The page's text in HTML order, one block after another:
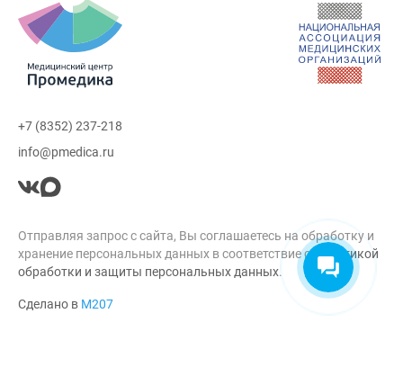
+7 (8352) 237-218
info@pmedica.ru
Отправляя запрос с сайта, Вы соглашаетесь на обработку и
хранение персональных данных в соответствие с Политикой
обработки и защиты персональных данных.
Сделано в М207